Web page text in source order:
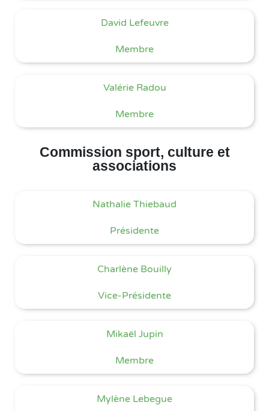
David Lefeuvre
Membre
Valérie Radou
Membre
Commission sport, culture et
associations
Nathalie Thiebaud
Présidente
Charlène Bouilly
Vice-Présidente
Mikaël Jupin
Membre
Mylène Lebegue